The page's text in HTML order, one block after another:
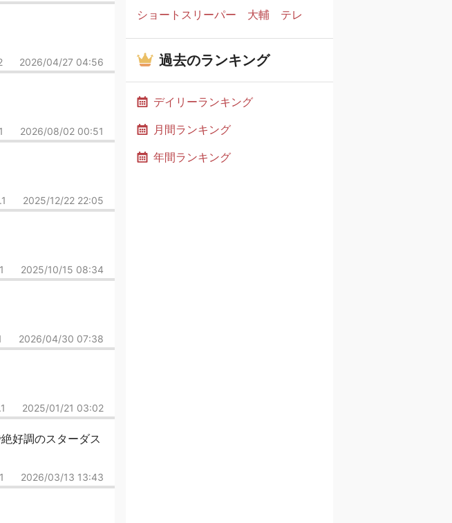
2026/04/27 04:56
2026/08/02 00:51
2025/12/22 22:05
2025/10/15 08:34
2026/04/30 07:38
2025/01/21 03:02
好調のスターダス
2026/03/13 13:43
ショートスリーパー
大輔 テレ
過去のランキング
デイリーランキング
月間ランキング
年間ランキング